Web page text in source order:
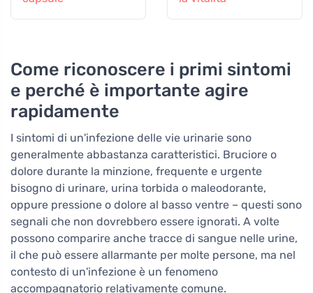
Come riconoscere i primi sintomi
e perché è importante agire
rapidamente
I sintomi di un'infezione delle vie urinarie sono
generalmente abbastanza caratteristici. Bruciore o
dolore durante la minzione, frequente e urgente
bisogno di urinare, urina torbida o maleodorante,
oppure pressione o dolore al basso ventre – questi sono
segnali che non dovrebbero essere ignorati. A volte
possono comparire anche tracce di sangue nelle urine,
il che può essere allarmante per molte persone, ma nel
contesto di un'infezione è un fenomeno
accompagnatorio relativamente comune.